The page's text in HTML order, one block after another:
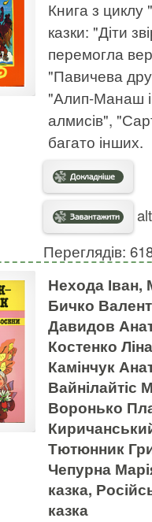
Книга з циклу
казки: "Діти
перемогла
"Павичева
"Алип-Манаш
алмисів",
багато інших.
Переглядів:
Нехода Іван,
Бичко
Давидов
Костенко
Камінчук
Вайнілайтіс
Воронько
Тютюнник
Чепурна
казка,
казка